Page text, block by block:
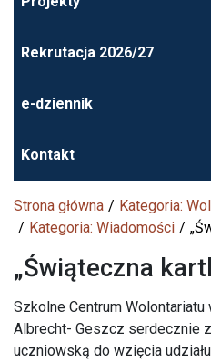
Rekrutacja 2026/27
e-dziennik
Kontakt
Strona główna
Kategoria:
Kategoria: Wiadomości
„Świąteczna
Szkolne Centrum
Albrecht- Geszcz serdecznie
uczniowską do wzięcia